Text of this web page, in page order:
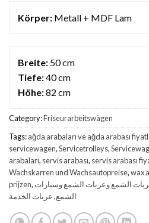
Körper: Metall + MDF Lam
Breite: 50 cm
Tiefe:40 cm
Höhe:82 cm
Category:Friseurarbeitswägen
Tags:ağda arabaları ve ağda arabası
servicewagen,Servicetrolleys,
arabaları, servis arabası, servis arabası
Wachskarren und Wachsautopreise,wax
prijzen,الشمع وعربات الشمع وسيارات
الشمع,عربات الخدمة